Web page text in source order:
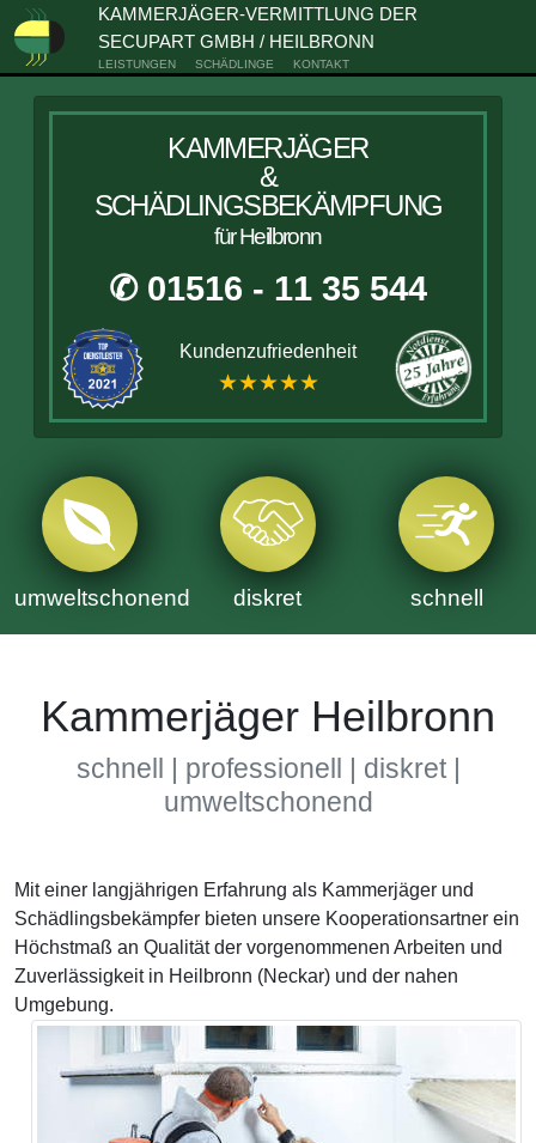
KAMMERJÄGER-VERMITTLUNG DER
SECUPART GMBH / HEILBRONN
LEISTUNGEN SCHÄDLINGE KONTAKT
KAMMERJÄGER
&
SCHÄDLINGSBEKÄMPFUNG
für Heilbronn
✆ 01516 - 11 35 544
Kundenzufriedenheit
★★★★★
umweltschonend diskret schnell
Kammerjäger Heilbronn
schnell | professionell | diskret |
umweltschonend
Mit einer langjährigen Erfahrung als Kammerjäger und
Schädlingsbekämpfer bieten unsere Kooperationsartner ein
Höchstmaß an Qualität der vorgenommenen Arbeiten und
Zuverlässigkeit in Heilbronn (Neckar) und der nahen
Umgebung.